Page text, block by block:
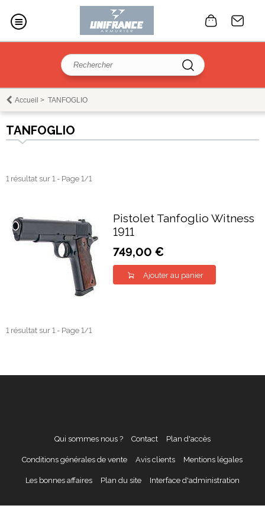
Accueil > TANFOGLIO
TANFOGLIO
1 résultat sur 1 - Page 1/1
Pistolet Tanfoglio Witness
1911
749,00 €
Ajouter au panier
1 résultat sur 1 - Page 1/1
Qui sommes nous ? Contact Plan d'accès
Conditions générales de vente Avis clients Mentions légales
Les bonnes affaires Plan du site Interface d'administration